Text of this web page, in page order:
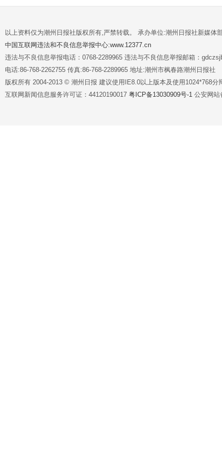
以上资料仅为潮州日报社版权所有,严禁转载。 承办单位:潮州日报社新媒体
中国互联网违法和不良信息举报中心:www.12377.cn
违法与不良信息举报电话：0768-2289965 违法与不良信息举报邮箱：
电话:86-768-2262755 传真:86-768-2289965 地址:潮州市枫春路潮州日报社
版权所有 2004-2013 © 潮州日报 建议使用IE8.0以上版本及使用1024*768分
互联网新闻信息服务许可证：44120190017 粤ICP备13030909号-1 公安网站